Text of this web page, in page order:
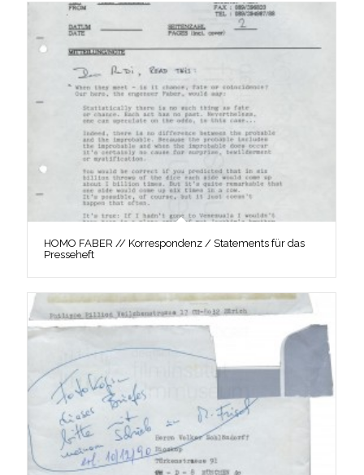
HOMO FABER // Korrespondenz / Statements für das
Presseheft